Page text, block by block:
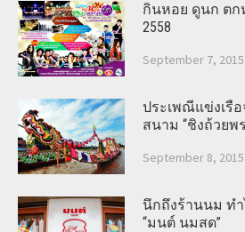
กินหอย ดูนก ตก
2558
September 7, 2015
ประเพณีแข่งเรื
สนาม “ชิงถ้วยพ
September 8, 2015
นึกถึงร้านนม ท
“มนต์ นมสด”